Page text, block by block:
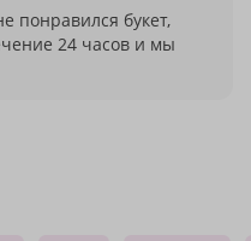
понравился букет,
24 часов и мы